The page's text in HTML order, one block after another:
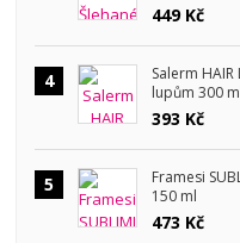
449 Kč
4
Salerm
lupům 300
393 Kč
5
Framesi
150 ml
473 Kč